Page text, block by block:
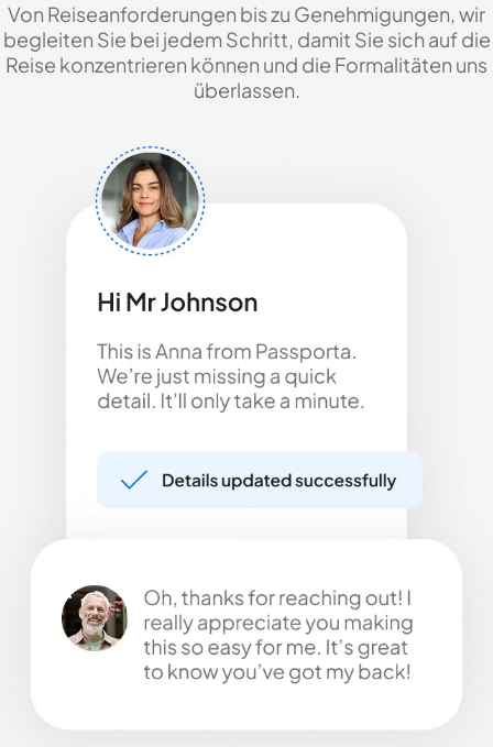
Von Reiseanforderungen bis zu Genehmigungen, wir
begleiten Sie bei jedem Schritt, damit Sie sich auf die
Reise konzentrieren können und die Formalitäten uns
überlassen.